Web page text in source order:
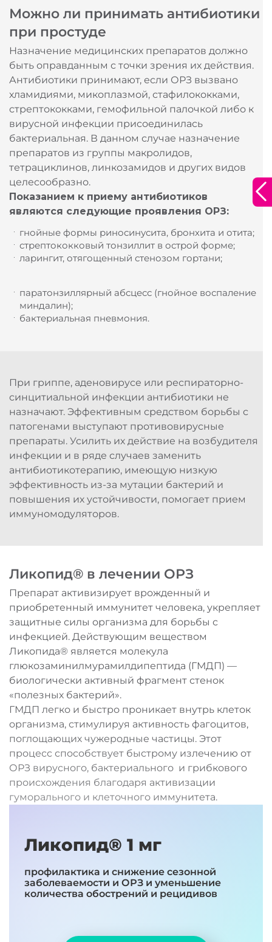
Можно ли принимать антибиотики
при простуде
Назначение медицинских препаратов должно
быть оправданным с точки зрения их действия.
Антибиотики принимают, если ОРЗ вызвано
хламидиями, микоплазмой, стафилококками,
стрептококками, гемофильной палочкой либо к
вирусной инфекции присоединилась
бактериальная. В данном случае назначение
препаратов из группы макролидов,
тетрациклинов, линкозамидов и других видов
целесообразно.
Показанием к приему антибиотиков
являются следующие проявления ОРЗ:
гнойные формы риносинусита, бронхита и отита;
стрептококковый тонзиллит в острой форме;
ларингит, отягощенный стенозом гортани;
паратонзиллярный абсцесс (гнойное воспаление
миндалин);
бактериальная пневмония.
При гриппе, аденовирусе или респираторно-
синцитиальной инфекции антибиотики не
назначают. Эффективным средством борьбы с
патогенами выступают противовирусные
препараты. Усилить их действие на возбудителя
инфекции и в ряде случаев заменить
антибиотикотерапию, имеющую низкую
эффективность из-за мутации бактерий и
повышения их устойчивости, помогает прием
иммуномодуляторов.
Ликопид® в лечении ОРЗ
Препарат активизирует врожденный и
приобретенный иммунитет человека, укрепляет
защитные силы организма для борьбы с
инфекцией. Действующим веществом
Ликопида® является молекула
глюкозаминилмурамилдипептида (ГМДП) —
биологически активный фрагмент стенок
«полезных бактерий».
ГМДП легко и быстро проникает внутрь клеток
организма, стимулируя активность фагоцитов,
поглощающих чужеродные частицы. Этот
процесс способствует быстрому излечению от
ОРЗ вирусного, бактериального и грибкового
происхождения благодаря активизации
гуморального и клеточного иммунитета.
Ликопид® 1 мг
профилактика и снижение сезонной
заболеваемости и ОРЗ и уменьшение
количества обострений и рецидивов
Благодарим за оставленную заявку!
Наши специалисты свяжутся с вами в
ближайшее время.
Широкий выбор
аптечных сетей